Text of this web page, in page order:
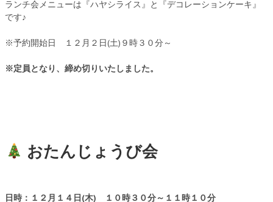
ランチ会メニューは『ハヤシライス』と『デコレーションケーキ』
です♪
※予約開始日 １２月２日(土)９時３０分～
※定員となり、締め切りいたしました。
おたんじょうび会
日時：１２月１４日(木) １０時３０分～１１時１０分